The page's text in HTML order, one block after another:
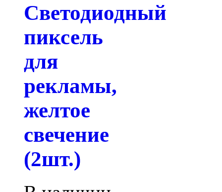
Светодиодный
пиксель
для
рекламы,
желтое
свечение
(2шт.)